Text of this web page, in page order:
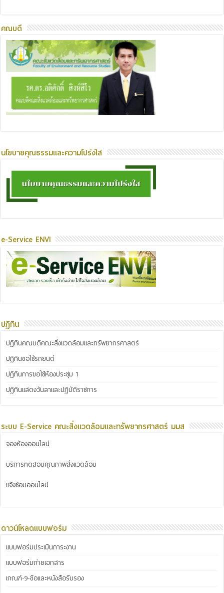
คณบดี
นโยบายคุณธรรมและความโปร่งใส
e-Service ENVI
ปฏิทิน
ปฏิทินคณบดีคณะสิ่งแวดล้อมและทรัพยากรศาสตร์
ปฏิทินขอใช้รถยนต์
ปฏิทินการขอใช้ห้องประชุม 1
ปฏิทินแสดงวันลาและปฏิบัติราชการ
ระบบ E-Service คณะสิ่งแวดล้อมและทรัพยากรศาสตร์ มมส
จองห้องออนไลน์
บริการทดสอบคุณภาพสิ่งแวดล้อม
แจ้งซ่อมออนไลน์
ดาวน์โหลดแบบฟอร์ม
แบบฟอร์มประเมินภาระงาน
แบบฟอร์มถ่ายเอกสาร
เกณฑ์-9-ข้อและหนังสือรับรอง